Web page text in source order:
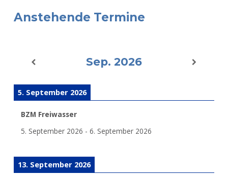
Anstehende Termine
Sep. 2026
5. September 2026
BZM Freiwasser
5. September 2026 - 6. September 2026
13. September 2026